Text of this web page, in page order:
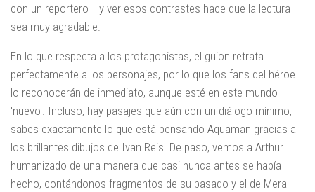
con un reportero— y ver esos contrastes hace que la lectura
sea muy agradable.
En lo que respecta a los protagonistas, el guion retrata
perfectamente a los personajes, por lo que los fans del héroe
lo reconocerán de inmediato, aunque esté en este mundo
'nuevo'. Incluso, hay pasajes que aún con un diálogo mínimo,
sabes exactamente lo que está pensando Aquaman gracias a
los brillantes dibujos de Ivan Reis. De paso, vemos a Arthur
humanizado de una manera que casi nunca antes se había
hecho, contándonos fragmentos de su pasado y el de Mera